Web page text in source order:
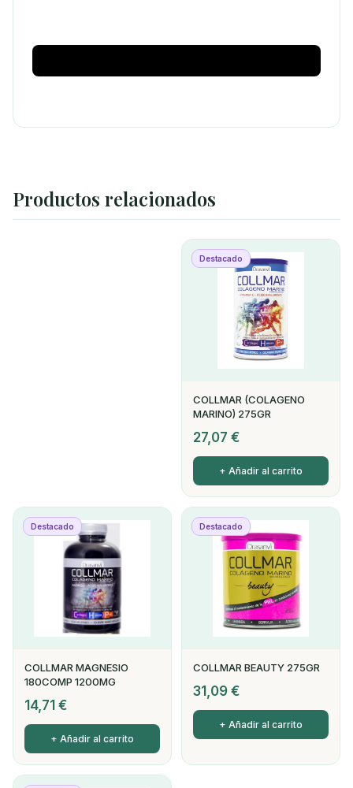
Productos relacionados
Destacado
COLLMAR (COLAGENO
MARINO) 275GR
27,07 €
+ Añadir al carrito
Destacado
COLLMAR MAGNESIO
180COMP 1200MG
14,71 €
+ Añadir al carrito
Destacado
COLLMAR BEAUTY 275GR
31,09 €
+ Añadir al carrito